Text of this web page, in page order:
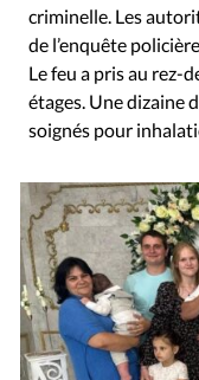
criminelle. Les
de l’enquête
Le feu a pris au rez-
étages. Une dizaine
soignés pour